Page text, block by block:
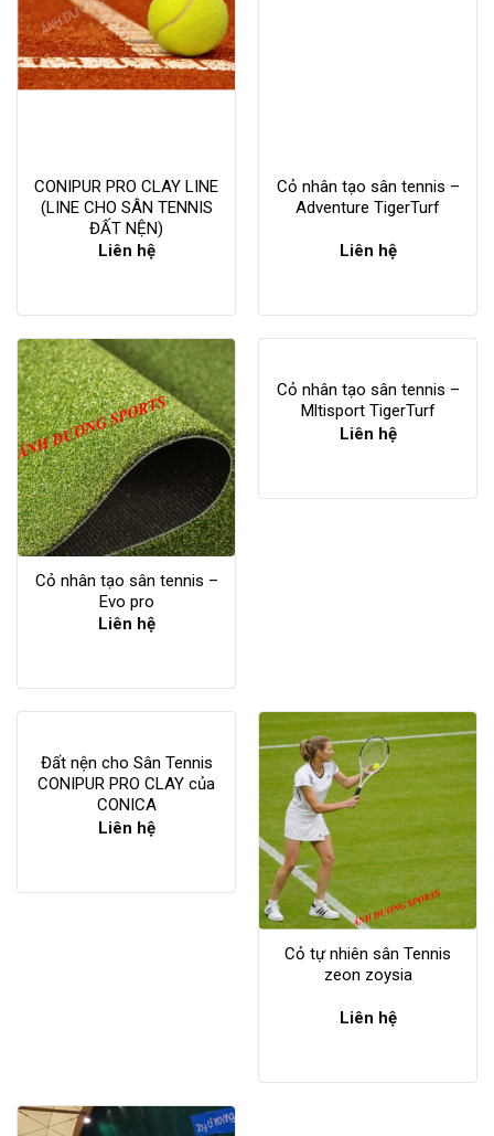
CONIPUR PRO CLAY LINE
(LINE CHO SÂN TENNIS
ĐẤT NỆN)
Liên hệ
Cỏ nhân tạo sân tennis –
Adventure TigerTurf
Liên hệ
Cỏ nhân tạo sân tennis –
Evo pro
Liên hệ
Cỏ nhân tạo sân tennis –
Mltisport TigerTurf
Liên hệ
Đất nện cho Sân Tennis
CONIPUR PRO CLAY của
CONICA
Liên hệ
Cỏ tự nhiên sân Tennis
zeon zoysia
Liên hệ